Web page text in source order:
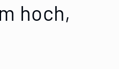
hoch,